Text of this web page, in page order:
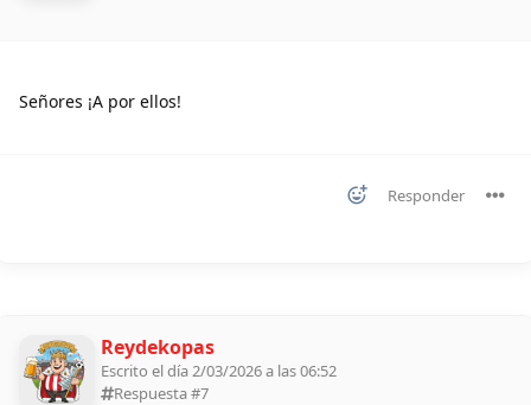
Señores ¡A por ellos!
Responder
Reydekopas
Escrito el día 2/03/2026 a las 06:52
Respuesta #7